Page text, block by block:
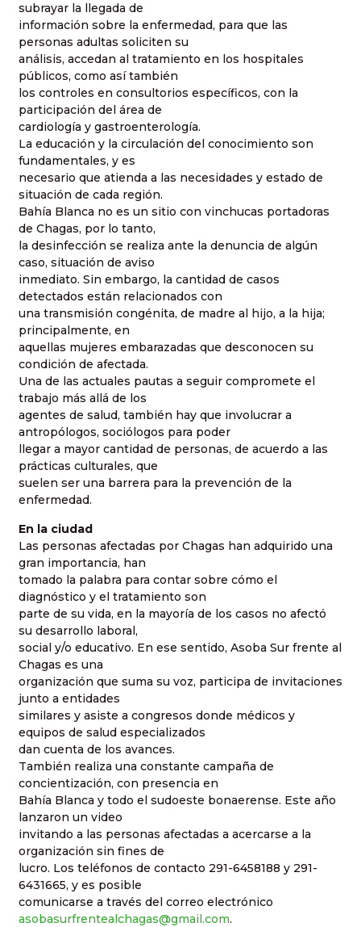
subrayar la llegada de
información sobre la enfermedad, para que las
personas adultas soliciten su
análisis, accedan al tratamiento en los hospitales
públicos, como así también
los controles en consultorios específicos, con la
participación del área de
cardiología y gastroenterología.
La educación y la circulación del conocimiento son
fundamentales, y es
necesario que atienda a las necesidades y estado de
situación de cada región.
Bahía Blanca no es un sitio con vinchucas portadoras
de Chagas, por lo tanto,
la desinfección se realiza ante la denuncia de algún
caso, situación de aviso
inmediato. Sin embargo, la cantidad de casos
detectados están relacionados con
una transmisión congénita, de madre al hijo, a la hija;
principalmente, en
aquellas mujeres embarazadas que desconocen su
condición de afectada.
Una de las actuales pautas a seguir compromete el
trabajo más allá de los
agentes de salud, también hay que involucrar a
antropólogos, sociólogos para poder
llegar a mayor cantidad de personas, de acuerdo a las
prácticas culturales, que
suelen ser una barrera para la prevención de la
enfermedad.
En la ciudad
Las personas afectadas por Chagas han adquirido una
gran importancia, han
tomado la palabra para contar sobre cómo el
diagnóstico y el tratamiento son
parte de su vida, en la mayoría de los casos no afectó
su desarrollo laboral,
social y/o educativo. En ese sentido, Asoba Sur frente al
Chagas es una
organización que suma su voz, participa de invitaciones
junto a entidades
similares y asiste a congresos donde médicos y
equipos de salud especializados
dan cuenta de los avances.
También realiza una constante campaña de
concientización, con presencia en
Bahía Blanca y todo el sudoeste bonaerense. Este año
lanzaron un video
invitando a las personas afectadas a acercarse a la
organización sin fines de
lucro. Los teléfonos de contacto 291-6458188 y 291-
6431665, y es posible
comunicarse a través del correo electrónico
asobasurfrentealchagas@gmail.com.